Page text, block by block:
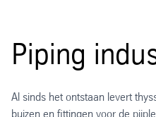
Piping
Al sinds het ontstaan levert
buizen en fittingen voor de